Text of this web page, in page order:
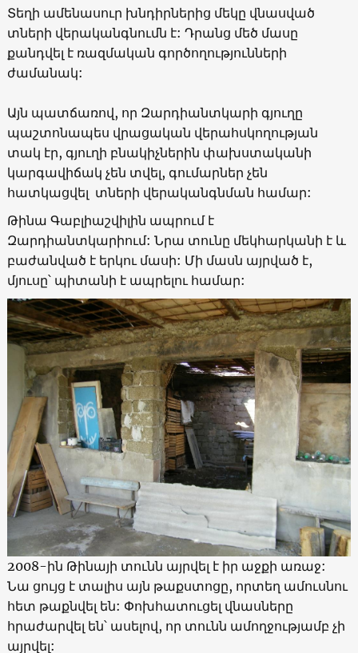
Տեղի ամենասուր խնդիրներից մեկը վնասված
տների վերականգնումն է: Դրանց մեծ մասը
քանդվել է ռազմական գործողությունների
ժամանակ:
Այն պատճառով, որ Զարդիանտկարի գյուղը
պաշտոնապես վրացական վերահսկողության
տակ էր, գյուղի բնակիչներին փախստականի
կարգավիճակ չեն տվել, գումարներ չեն
հատկացվել տների վերականգնման համար:
Թինա Գաբլիաշվիլին ապրում է
Զարդիանտկարիում: Նրա տունը մեկհարկանի է և
բաժանված է երկու մասի: Մի մասն այրված է,
մյուսը՝ պիտանի է ապրելու համար:
2008-ին Թինայի տունն այրվել է իր աջքի առաջ:
Նա ցույց է տալիս այն թաքստոցը, որտեղ ամուսնու
հետ թաքնվել են: Փոխհատուցել վնասները
հրաժարվել են՝ ասելով, որ տունն ամողջությամբ չի
այրվել: